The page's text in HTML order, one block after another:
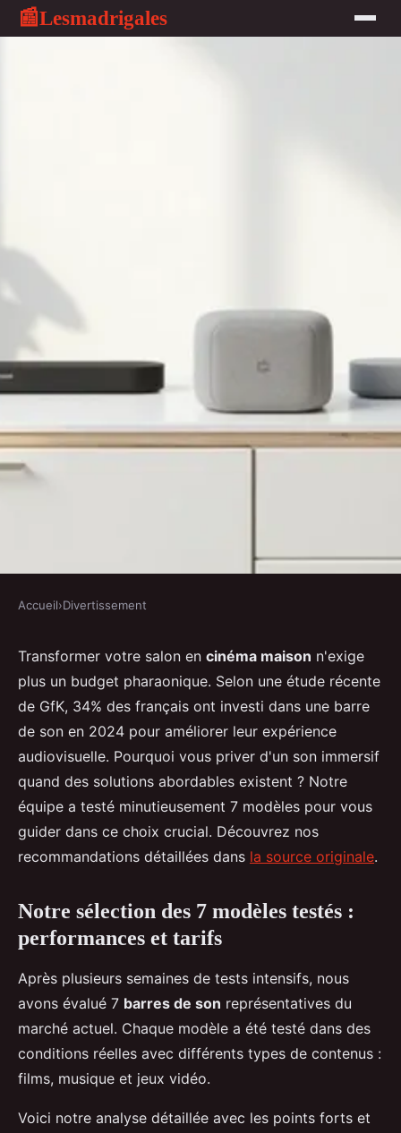
📰Lesmadrigales
Les meilleures barres de son pas
chères à petit prix pour 2026
Yasmine•31 décembre 2025•7 min de lecture
Accueil›Divertissement
Transformer votre salon en cinéma maison n'exige
plus un budget pharaonique. Selon une étude récente
de GfK, 34% des français ont investi dans une barre
de son en 2024 pour améliorer leur expérience
audiovisuelle. Pourquoi vous priver d'un son immersif
quand des solutions abordables existent ? Notre
équipe a testé minutieusement 7 modèles pour vous
guider dans ce choix crucial. Découvrez nos
recommandations détaillées dans la source originale.
Notre sélection des 7 modèles testés :
performances et tarifs
Après plusieurs semaines de tests intensifs, nous
avons évalué 7 barres de son représentatives du
marché actuel. Chaque modèle a été testé dans des
conditions réelles avec différents types de contenus :
films, musique et jeux vidéo.
Voici notre analyse détaillée avec les points forts et